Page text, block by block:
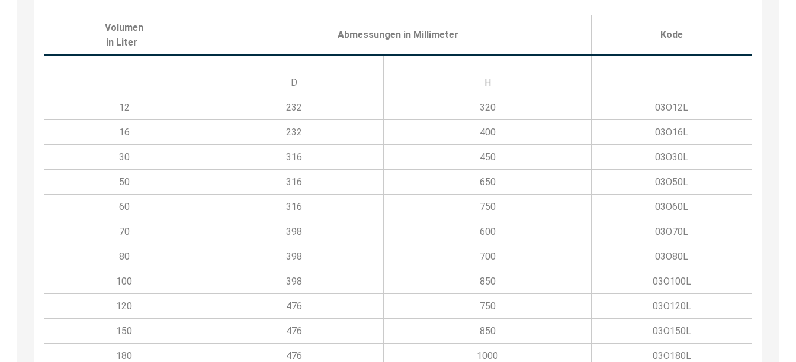
Volumen
in Liter
Abmessungen in Millimeter Kode
D H
12 232 320 03O12L
16 232 400 03O16L
30 316 450 03O30L
50 316 650 03O50L
60 316 750 03O60L
70 398 600 03O70L
80 398 700 03O80L
100 398 850 03O100L
120 476 750 03O120L
150 476 850 03O150L
180 476 1000 03O180L